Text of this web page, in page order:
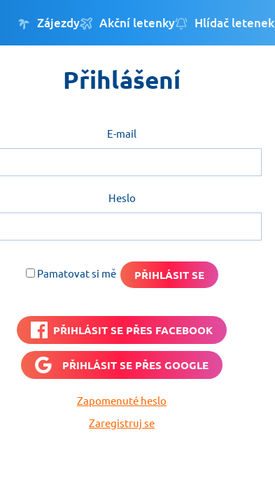
Zájezdy Akční letenky Hlídač letenek
Přihlášení
E-mail
Heslo
Pamatovat si mě
PŘIHLÁSIT SE PŘES FACEBOOK
PŘIHLÁSIT SE PŘES GOOGLE
Zapomenuté heslo
Zaregistruj se